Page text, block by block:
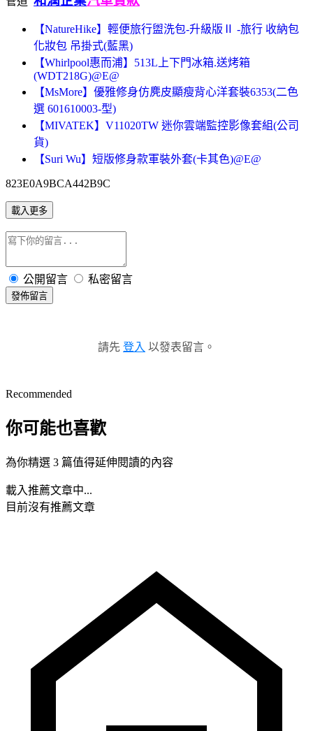
【NatureHike】輕便旅行盥洗包-升級版Ⅱ -旅行 收納包
化妝包 吊掛式(藍黑)
【Whirlpool惠而浦】513L上下門冰箱.送烤箱
(WDT218G)@E@
【MsMore】優雅修身仿麂皮顯瘦背心洋套裝6353(二色
選 601610003-型)
【MIVATEK】V11020TW 迷你雲端監控影像套組(公司
貨)
【Suri Wu】短版修身款軍裝外套(卡其色)@E@
823E0A9BCA442B9C
載入更多
公開留言 私密留言
發佈留言
請先 登入 以發表留言。
Recommended
你可能也喜歡
為你精選 3 篇值得延伸閱讀的內容
載入推薦文章中...
目前沒有推薦文章